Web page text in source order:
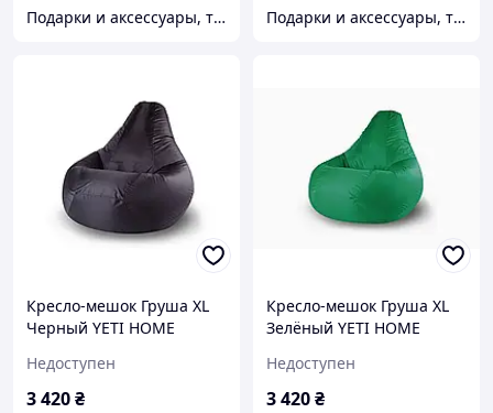
Подарки и аксессуары, товары для Вашего имиджа и комфорта. Подарки и аксессуары, товары для Вашего имиджа и комфорта.
Кресло-мешок Груша XL
Черный YETI HOME
Недоступен
3 420₴
Кресло-мешок Груша XL
Зелёный YETI HOME
Недоступен
3 420₴